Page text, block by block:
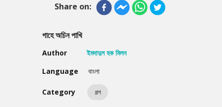
Share on:
গাহে অচিন পাখি
Author
ইমদাদুল হক মিলন
Language
বাংলা
Category গল্প